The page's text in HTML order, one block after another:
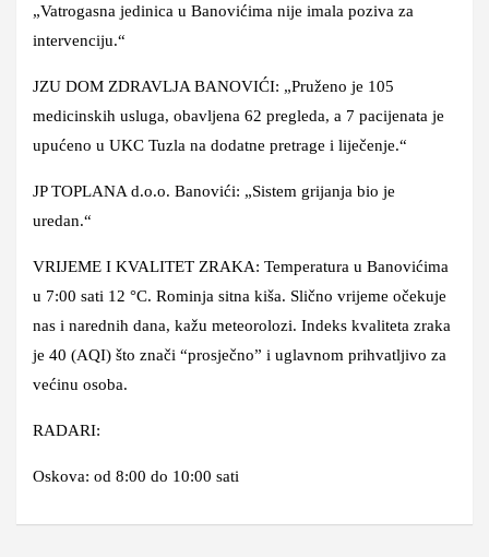
„Vatrogasna jedinica u Banovićima nije imala poziva za
intervenciju.“
JZU DOM ZDRAVLJA BANOVIĆI: „Pruženo je 105
medicinskih usluga, obavljena 62 pregleda, a 7 pacijenata je
upućeno u UKC Tuzla na dodatne pretrage i liječenje.“
JP TOPLANA d.o.o. Banovići: „Sistem grijanja bio je
uredan.“
VRIJEME I KVALITET ZRAKA: Temperatura u Banovićima
u 7:00 sati 12 °C. Rominja sitna kiša. Slično vrijeme očekuje
nas i narednih dana, kažu meteorolozi. Indeks kvaliteta zraka
je 40 (AQI) što znači “prosječno” i uglavnom prihvatljivo za
većinu osoba.
RADARI:
Oskova: od 8:00 do 10:00 sati